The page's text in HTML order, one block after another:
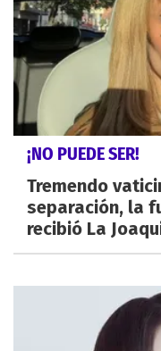
¡NO PUEDE SER!
Tremendo
separación, la
recibió La